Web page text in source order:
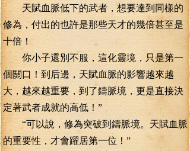
天賦血脈低下的武者，想要達到同樣的
修為，付出的也許是那些天才的幾倍甚至是
十倍！
你小子還別不服，這化靈境，只是第一
個關口！到后邊，天賦血脈的影響越來越
大，越來越重要，到了鑄脈境，更是直接決
定著武者成就的高低！”
“可以說，修為突破到鑄脈境。天賦血脈
的重要性，才會躍居第一位！”